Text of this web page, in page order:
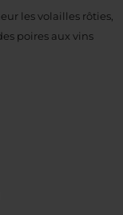
les volailles rôties,
poires aux vins